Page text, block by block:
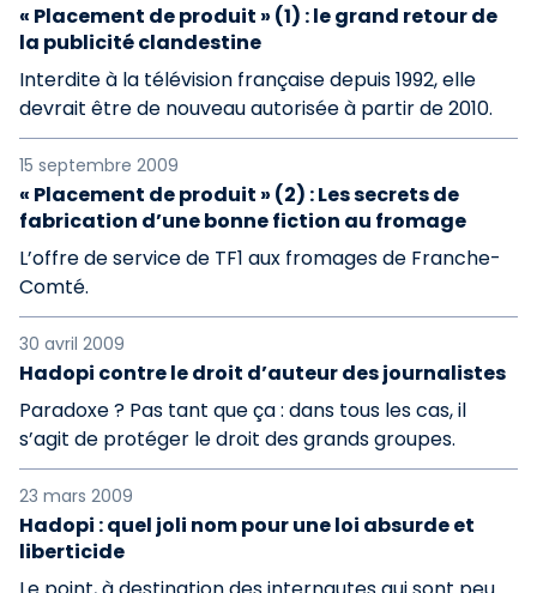
« Placement de produit » (1) : le grand retour de
la publicité clandestine
Interdite à la télévision française depuis 1992, elle
devrait être de nouveau autorisée à partir de 2010.
15 septembre 2009
« Placement de produit » (2) : Les secrets de
fabrication d’une bonne fiction au fromage
L’offre de service de TF1 aux fromages de Franche-
Comté.
30 avril 2009
Hadopi contre le droit d’auteur des journalistes
Paradoxe ? Pas tant que ça : dans tous les cas, il
s’agit de protéger le droit des grands groupes.
23 mars 2009
Hadopi : quel joli nom pour une loi absurde et
liberticide